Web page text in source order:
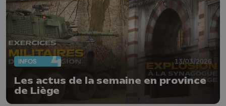
INFOS 13/03/2026
Les actus de la semaine en province
de Liège